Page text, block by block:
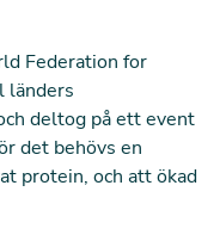
Federation for
länders
deltog på ett event
det behövs en
protein, och att ökad